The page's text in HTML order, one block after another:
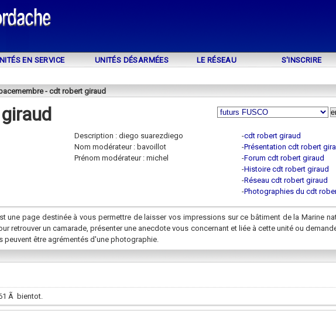
EN SERVICE UNITÉS DÉSARMÉES LE RÉSEAU S'INSCRIRE
- cdt robert giraud
Description : diego suarezdiego
Nom modérateur : bavoillot
Prénom modérateur : michel
-cdt robert giraud
-Présentation cdt robert
-Forum cdt robert giraud
-Histoire cdt robert giraud
-Réseau cdt robert giraud
-Photographies du cdt
une page destinée à vous permettre de laisser vos impressions sur ce bâtiment de la Marine
retrouver un camarade, présenter une anecdote vous concernant et liée à cette unité ou
peuvent être agrémentés d'une photographie.
Ã bientot.